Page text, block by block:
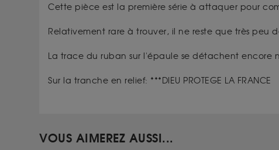
Cette pièce est la première série à attaquer pour
Relativement rare à trouver, il ne reste que très
La trace du ruban sur l'épaule se détachent encore
Sur la tranche en relief: ***DIEU PROTEGE LA FRANCE
VOUS AIMEREZ AUSSI...